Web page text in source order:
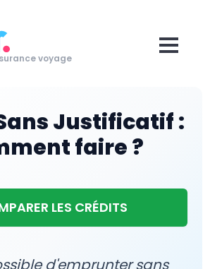
voyage
Justificatif :
faire ?
LES CRÉDITS
d'emprunter sans